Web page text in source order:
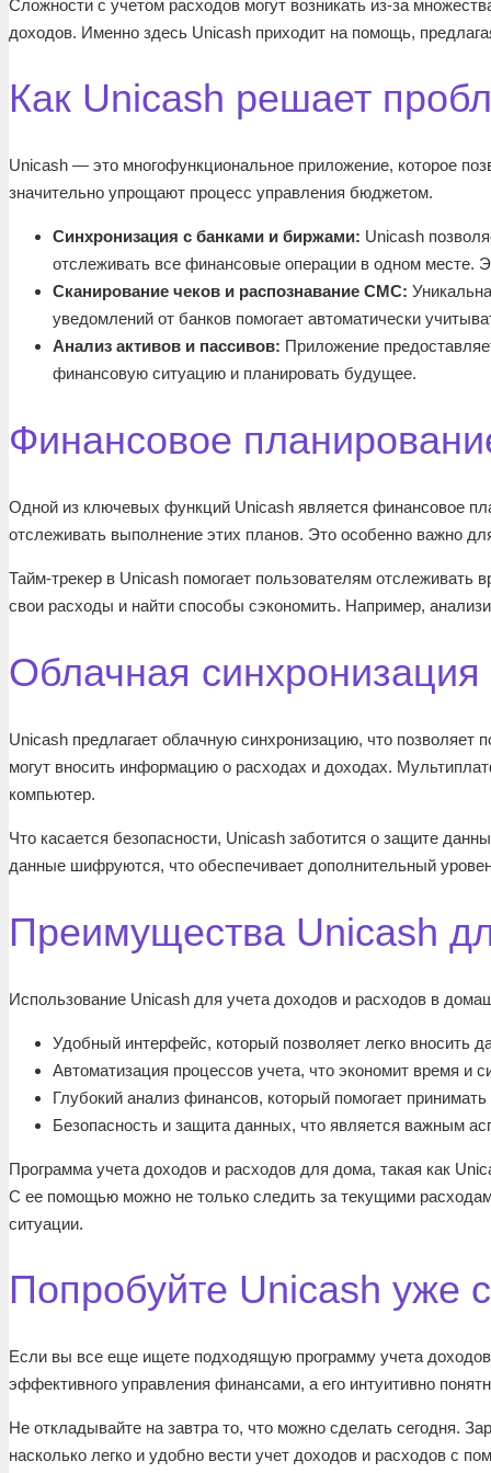
Сложности с учетом расходов могут возникать из-за
доходов. Именно здесь Unicash приходит на помощь,
Как Unicash решает
Unicash — это многофункциональное приложение, которое
значительно упрощают процесс управления бюджетом.
Синхронизация с банками и биржами: Unicash
отслеживать все финансовые операции в одном месте.
Сканирование чеков и распознавание СМС:
уведомлений от банков помогает автоматически
Анализ активов и пассивов: Приложение
финансовую ситуацию и планировать будущее.
Финансовое
Одной из ключевых функций Unicash является финансовое
отслеживать выполнение этих планов. Это особенно важно
Тайм-трекер в Unicash помогает пользователям
свои расходы и найти способы сэкономить. Например,
Облачная
Unicash предлагает облачную синхронизацию, что
могут вносить информацию о расходах и доходах.
компьютер.
Что касается безопасности, Unicash заботится о защите
данные шифруются, что обеспечивает дополнительный
Преимущества Unicash
Использование Unicash для учета доходов и расходов в
Удобный интерфейс, который позволяет легко вносить
Автоматизация процессов учета, что экономит время и
Глубокий анализ финансов, который помогает
Безопасность и защита данных, что является важным
Программа учета доходов и расходов для дома, такая как
С ее помощью можно не только следить за текущими
ситуации.
Попробуйте Unicash уже
Если вы все еще ищете подходящую программу учета
эффективного управления финансами, а его интуитивно
Не откладывайте на завтра то, что можно сделать сегодня.
насколько легко и удобно вести учет доходов и расходов с